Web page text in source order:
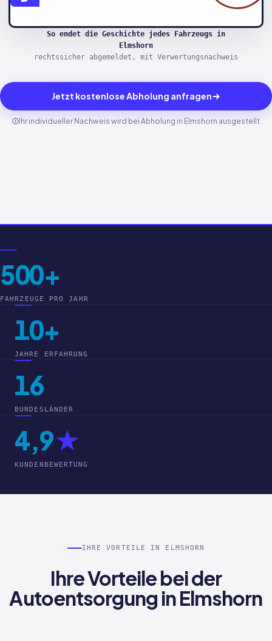
So endet die Geschichte jedes Fahrzeugs in
Elmshorn
rechtssicher abgemeldet, mit Verwertungsnachweis
Jetzt kostenlose Abholung anfragen
Ihr individueller Nachweis wird bei Abholung in Elmshorn ausgestellt
500+
FAHRZEUGE PRO JAHR
10+
JAHRE ERFAHRUNG
16
BUNDESLÄNDER
4,9★
KUNDENBEWERTUNG
IHRE VORTEILE IN ELMSHORN
Ihre Vorteile bei der
Autoentsorgung in Elmshorn